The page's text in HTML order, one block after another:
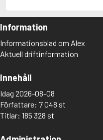
Information
Informationsblad om Alex
Aktuell driftinformation
Innehåll
Idag 2026-08-08
Författare: 7 048 st
Titlar: 185 328 st